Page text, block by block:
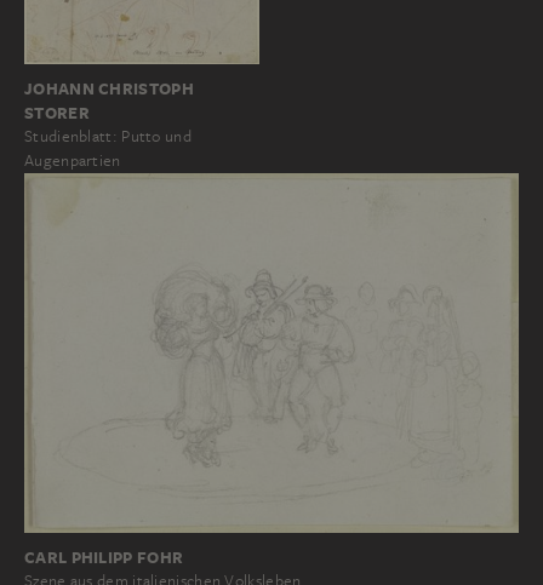
JOHANN CHRISTOPH
STORER
Studienblatt: Putto und
Augenpartien
CARL PHILIPP FOHR
Szene aus dem italienischen Volksleben